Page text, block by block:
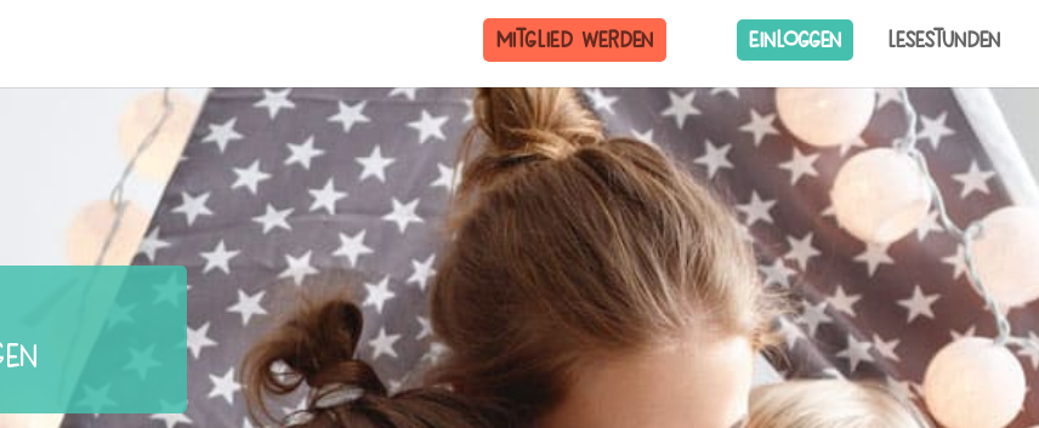
Mitglied werden Einloggen Lesestunden